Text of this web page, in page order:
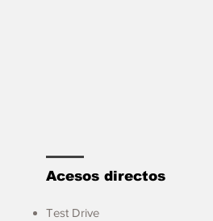
Acesos directos
Test Drive